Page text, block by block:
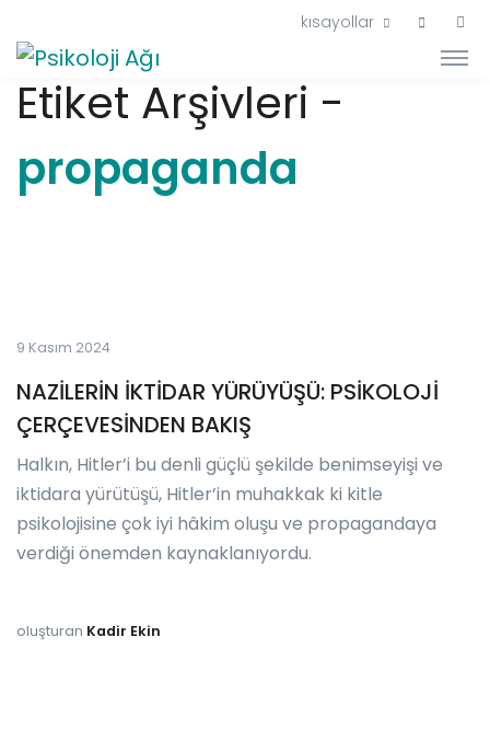
kısayollar
Etiket Arşivleri -
propaganda
9 Kasım 2024
NAZİLERİN İKTİDAR YÜRÜYÜŞÜ: PSİKOLOJİ
ÇERÇEVESİNDEN BAKIŞ
Halkın, Hitler’i bu denli güçlü şekilde benimseyişi ve
iktidara yürütüşü, Hitler’in muhakkak ki kitle
psikolojisine çok iyi hâkim oluşu ve propagandaya
verdiği önemden kaynaklanıyordu.
oluşturan Kadir Ekin